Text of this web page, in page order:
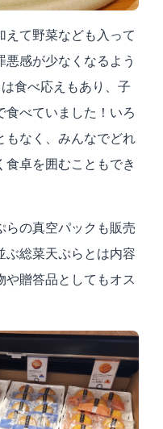
えて野菜なども入って
感が少なくなるよう
食べ応えもあり、子
食べていました！いろ
もなく、みんなでどれ
食卓を囲むこともでき
らの真空パックも販売
ぶ総菜天ぷらとは内容
や贈答品としてもオス